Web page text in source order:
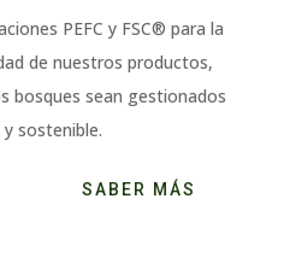
PEFC y FSC® para la
de nuestros productos,
bosques sean gestionados
sostenible.
SABER MÁS